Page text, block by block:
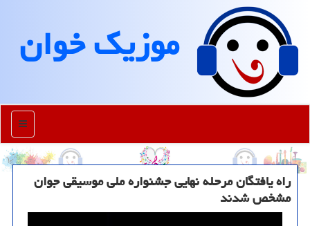
موزیك خوان
منو
راه یافتگان مرحله نهایی جشنواره ملی موسیقی جوان
مشخص شدند